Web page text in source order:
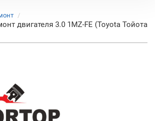
двигателя 3.0 1MZ-FE (Toyota Тойота